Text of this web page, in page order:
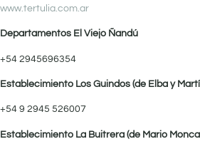
www.tertulia.com.ar
Departamentos El Viejo Ñandú
+54 2945696354
Establecimiento Los Guindos (de Elba y
+54 9 2945 526007
Establecimiento La Buitrera (de Mario